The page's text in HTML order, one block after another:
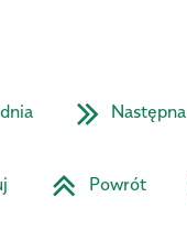
Następna
Powrót